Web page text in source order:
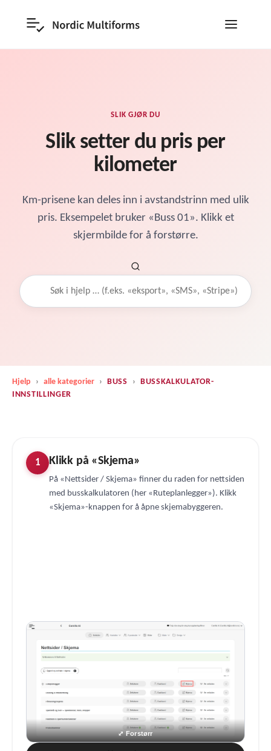
SLIK GJØR DU
Slik setter du pris per
kilometer
Km-prisene kan deles inn i avstandstrinn med ulik
pris. Eksempelet bruker «Buss 01». Klikk et
skjermbilde for å forstørre.
Hjelp › alle kategorier › BUSS › BUSSKALKULATOR-
INNSTILLINGER
1 Klikk på «Skjema»
På «Nettsider / Skjema» finner du raden for nettsiden
med busskalkulatoren (her «Ruteplanlegger»). Klikk
«Skjema»-knappen for å åpne skjemabyggeren.